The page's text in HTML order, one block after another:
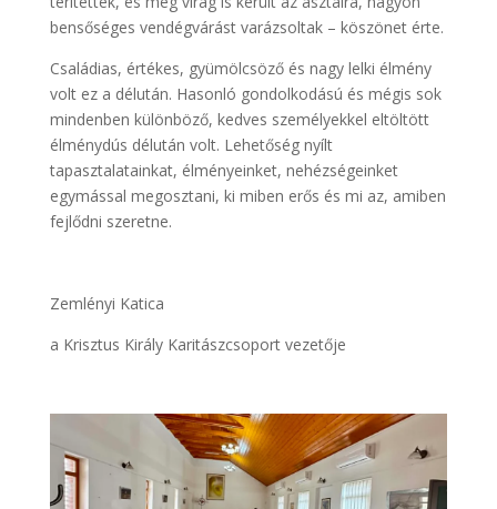
bensőséges vendégvárást varázsoltak – köszönet érte.
Családias, értékes, gyümölcsöző és nagy lelki élmény
volt ez a délután. Hasonló gondolkodású és mégis sok
mindenben különböző, kedves személyekkel eltöltött
élménydús délután volt. Lehetőség nyílt
tapasztalatainkat, élményeinket, nehézségeinket
egymással megosztani, ki miben erős és mi az, amiben
fejlődni szeretne.
Zemlényi Katica
a Krisztus Király Karitászcsoport vezetője